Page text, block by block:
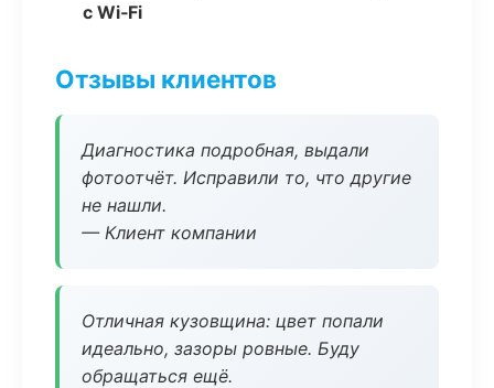
с Wi‑Fi
Отзывы клиентов
Диагностика подробная, выдали
фотоотчёт. Исправили то, что другие
не нашли.
— Клиент компании
Отличная кузовщина: цвет попали
идеально, зазоры ровные. Буду
обращаться ещё.